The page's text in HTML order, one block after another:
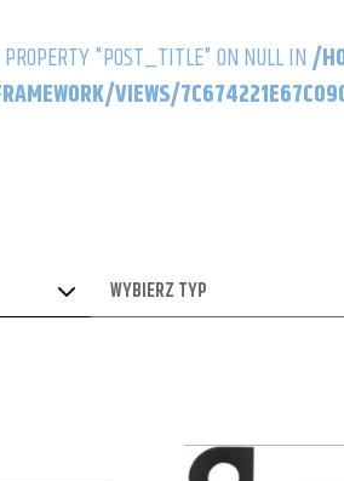
PROPERTY "POST_TITLE" ON NULL IN/
VIEWS/
WYBIERZ TYP